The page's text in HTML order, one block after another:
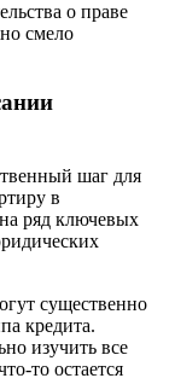
о праве
смело
шаг для
в
ряд ключевых
существенно
кредита.
изучить все
то остается